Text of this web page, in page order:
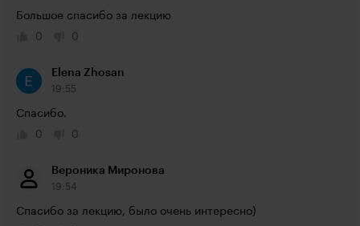
Большое спасибо за лекцию
0
0
Elena Zhosan
19:55
Спасибо.
0
0
Вероника Миронова
19:54
Спасибо за лекцию, было очень интересно)